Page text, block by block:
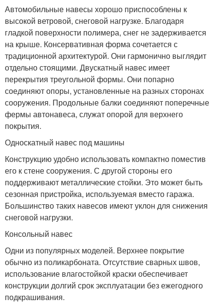
Автомобильные навесы хорошо приспособлены к
высокой ветровой, снеговой нагрузке. Благодаря
гладкой поверхности полимера, снег не задерживается
на крыше. Консервативная форма сочетается с
традиционной архитектурой. Они гармонично выглядит
отдельно стоящими. Двускатный навес имеет
перекрытия треугольной формы. Они попарно
соединяют опоры, установленные на разных сторонах
сооружения. Продольные балки соединяют поперечные
фермы автонавеса, служат опорой для верхнего
покрытия.
Односкатный навес под машины
Конструкцию удобно использовать компактно поместив
его к стене сооружения. С другой стороны его
поддерживают металлические стойки. Это может быть
сезонная пристройка, используемая вместо гаража.
Большинство таких навесов имеют уклон для снижения
снеговой нагрузки.
Консольный навес
Одни из популярных моделей. Верхнее покрытие
обычно из поликарбоната. Отсутствие сварных швов,
использование влагостойкой краски обеспечивает
конструкции долгий срок эксплуатации без ежегодного
подкрашивания.